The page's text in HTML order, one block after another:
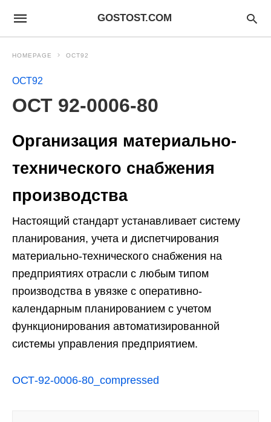
GOSTOST.COM
HOMEPAGE ОСТ92
ОСТ92
ОСТ 92-0006-80
Организация материально-
технического снабжения
производства
Настоящий стандарт устанавливает систему
планирования, учета и диспетчирования
материально-технического снабжения на
предприятиях отрасли с любым типом
производства в увязке с оперативно-
календарным планированием с учетом
функционирования автоматизированной
системы управления предприятием.
ОСТ-92-0006-80_compressed